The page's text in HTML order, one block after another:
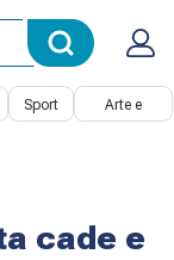
Sport Arte e
cade e